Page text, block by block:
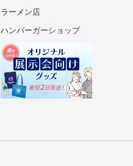
ラーメン店
ハンバーガーショップ